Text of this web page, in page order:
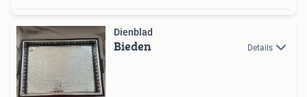
Dienblad
Bieden Details